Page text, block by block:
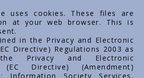
uses cookies. These files are
at your web browser. This is
in the Privacy and Electronic
Directive) Regulations 2003 as
Privacy and Electronic
(EC Directive) (Amendment)
Information Society Services,